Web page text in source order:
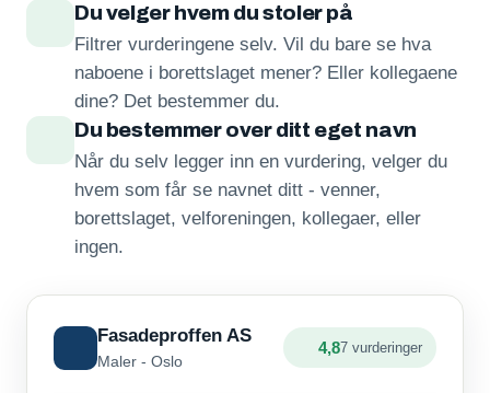
Du velger hvem du stoler på
Filtrer vurderingene selv. Vil du bare se hva
naboene i borettslaget mener? Eller kollegaene
dine? Det bestemmer du.
Du bestemmer over ditt eget navn
Når du selv legger inn en vurdering, velger du
hvem som får se navnet ditt - venner,
borettslaget, velforeningen, kollegaer, eller
ingen.
Fasadeproffen AS
Maler - Oslo
4,87 vurderinger